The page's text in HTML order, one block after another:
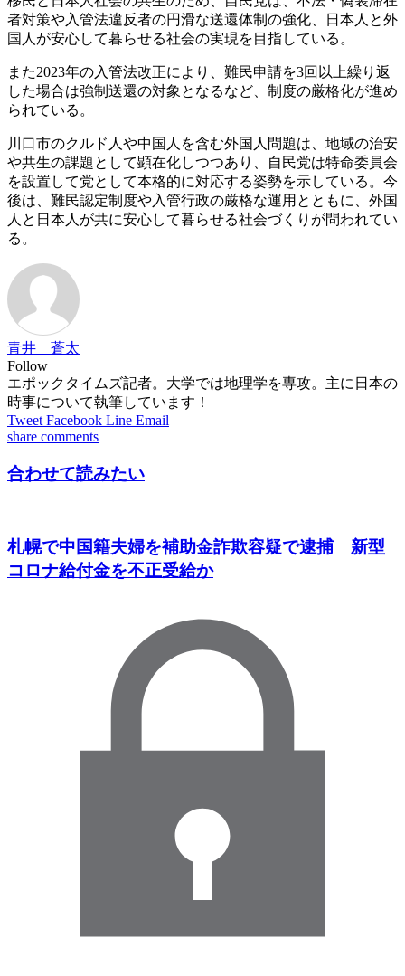
者対策や入管法違反者の円滑な送還体制の強化、日本人と外
国人が安心して暮らせる社会の実現を目指している。
また2023年の入管法改正により、難民申請を3回以上繰り返
した場合は強制送還の対象となるなど、制度の厳格化が進め
られている。
川口市のクルド人や中国人を含む外国人問題は、地域の治安
や共生の課題として顕在化しつつあり、自民党は特命委員会
を設置して党として本格的に対応する姿勢を示している。今
後は、難民認定制度や入管行政の厳格な運用とともに、外国
人と日本人が共に安心して暮らせる社会づくりが問われてい
る。
青井 蒼太
Follow
エポックタイムズ記者。大学では地理学を専攻。主に日本の
時事について執筆しています！
Tweet Facebook Line Email
share comments
合わせて読みたい
札幌で中国籍夫婦を補助金詐欺容疑で逮捕 新型
コロナ給付金を不正受給か